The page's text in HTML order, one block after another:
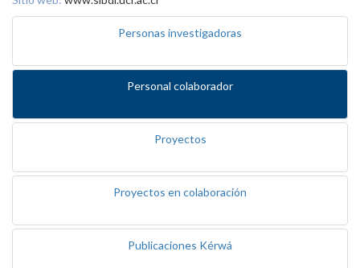
Personas investigadoras
Personal colaborador
Proyectos
Proyectos en colaboración
Publicaciones Kérwá